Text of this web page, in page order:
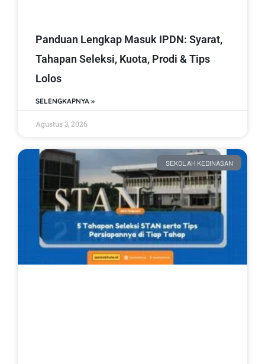
Panduan Lengkap Masuk IPDN: Syarat,
Tahapan Seleksi, Kuota, Prodi & Tips
Lolos
SELENGKAPNYA »
Agustus 3, 2026
SEKOLAH KEDINASAN